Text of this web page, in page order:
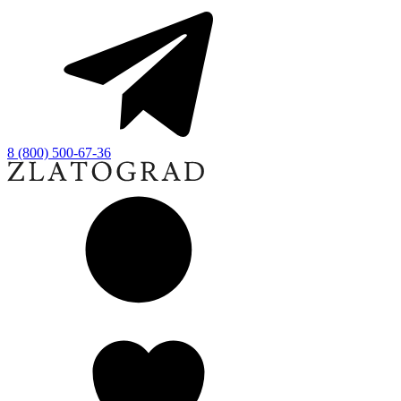
8 (800) 500-67-36